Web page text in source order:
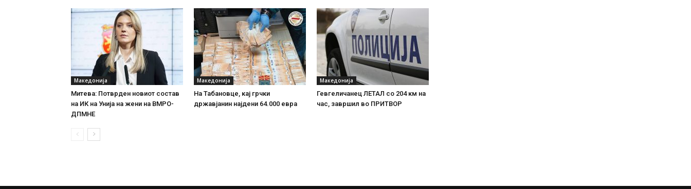
Македонија
Митева: Потврден новиот состав
на ИК на Унија на жени на ВМРО-
ДПМНЕ
Македонија
На Табановце, кај грчки
државјанин најдени 64.000 евра
Македонија
Гевгеличанец ЛЕТАЛ со 204 км на
час, завршил во ПРИТВОР